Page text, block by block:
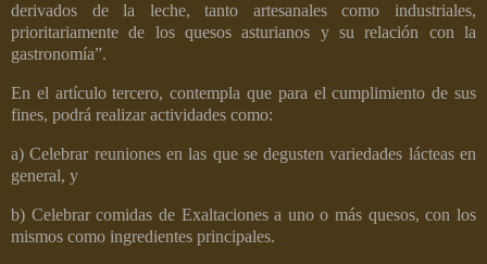
derivados de la leche, tanto artesanales como industriales,
prioritariamente de los quesos asturianos y su relación con la
gastronomía”.
En el artículo tercero, contempla que para el cumplimiento de sus
fines, podrá realizar actividades como:
a) Celebrar reuniones en las que se degusten variedades lácteas en
general, y
b) Celebrar comidas de Exaltaciones a uno o más quesos, con los
mismos como ingredientes principales.